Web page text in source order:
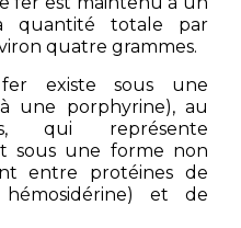
quantité totale par
quatre grammes.
fer existe sous une
une porphyrine), au
qui représente
sous une forme non
entre protéines de
et de